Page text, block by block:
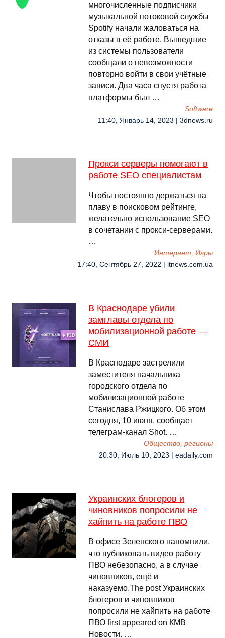
многочисленные подписчики
музыкальной потоковой службы
Spotify начали жаловаться на
отказы в её работе. Вышедшие
из системы пользователи
сообщали о невозможности
повторно войти в свои учётные
записи. Два часа спустя работа
платформы был …
Software
11:40, Январь 14, 2023 | 3dnews.ru
Прокси серверы помогают в
работе SEO специалистам
Чтобы постоянно держаться на
плаву в поисковом рейтинге,
желательно использование SEO
в сочетании с прокси-серверами.
…
Интернет, Игры
17:40, Сентябрь 27, 2022 | itnews.com.ua
В Краснодаре убили
замглавы отдела по
мобилизационной работе —
СМИ
В Краснодаре застрелили
заместителя начальника
городского отдела по
мобилизационной работе
Станислава Ржицкого. Об этом
сегодня, 10 июня, сообщает
телеграм-канал Shot. …
Общество, регионы
20:30, Июль 10, 2023 | eadaily.com
Украинских блогеров и
чиновников попросили не
хайпить на работе ПВО
В офисе Зеленского напомнили,
что публиковать видео работу
ПВО небезопасно, а в случае
чиновников, ещё и
наказуемо.The post Украинских
блогеров и чиновников
попросили не хайпить на работе
ПВО first appeared on КМВ
Новости. …